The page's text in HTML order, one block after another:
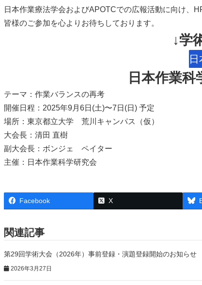
日本作業療法学会およびAPOTCでの広報活動に向け、
皆様のご参加を心よりお待ちしております。
↓学
日本作業
テーマ：作業バランスの再考
開催日程：2025年9月6日(土)〜7日(日) 予定
場所：東京都立大学 荒川キャンパス（仮）
大会長：清田 直樹
副大会長：ボンジェ ペイター
主催：日本作業科学研究会
Facebook X
関連記事
第29回学術大会（2026年）事前登録・演題登録開始のお知らせ
2026年3月27日